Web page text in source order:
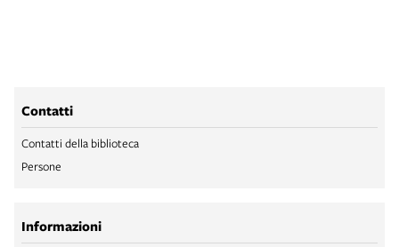
Contatti
Contatti della biblioteca
Persone
Informazioni